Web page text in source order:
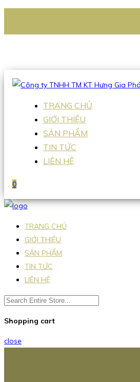
Hotline:0938 336 079
TRANG CHỦ
GIỚI THIỆU
SẢN PHẨM
TIN TỨC
LIÊN HỆ
0
TRANG CHỦ
GIỚI THIỆU
SẢN PHẨM
TIN TỨC
LIÊN HỆ
Shopping cart
close